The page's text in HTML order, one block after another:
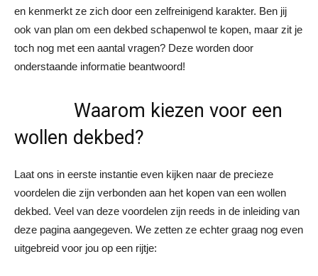
en kenmerkt ze zich door een zelfreinigend karakter. Ben jij
ook van plan om een dekbed schapenwol te kopen, maar zit je
toch nog met een aantal vragen? Deze worden door
onderstaande informatie beantwoord!
Waarom kiezen voor een
wollen dekbed?
Laat ons in eerste instantie even kijken naar de precieze
voordelen die zijn verbonden aan het kopen van een wollen
dekbed. Veel van deze voordelen zijn reeds in de inleiding van
deze pagina aangegeven. We zetten ze echter graag nog even
uitgebreid voor jou op een rijtje: